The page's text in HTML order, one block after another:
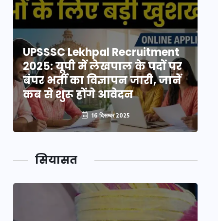
UPSSSC Lekhpal Recruitment
2025: यूपी में लेखपाल के पदों पर
बंपर भर्ती का विज्ञापन जारी, जानें
कब से शुरू होंगे आवेदन
16 दिसम्बर 2025
सियासत